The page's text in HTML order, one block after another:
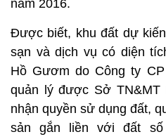
năm 2016.
Được biết, khu đất dự
sạn và dịch vụ có diện
Hồ Gươm do Công ty
quản lý được Sở TN&MT
nhận quyền sử dụng đất,
sản gắn liền với đất số